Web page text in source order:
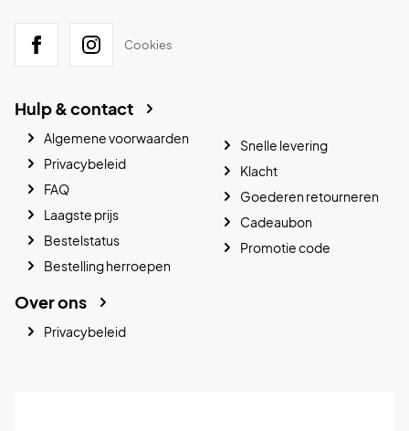
Cookies
Hulp & contact
Algemene voorwaarden
Privacybeleid
FAQ
Laagste prijs
Bestelstatus
Bestelling herroepen
Snelle levering
Klacht
Goederen retourneren
Cadeaubon
Promotie code
Over ons
Privacybeleid